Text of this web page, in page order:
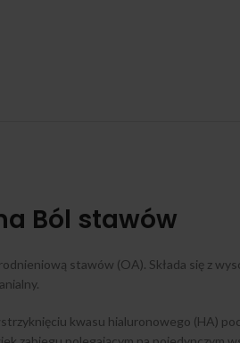
Ból stawów
stawów (OA). Składa się z
kwasu hialuronowego (HA)